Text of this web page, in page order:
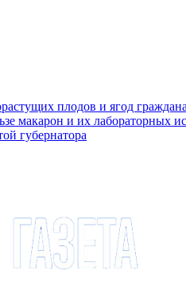
плодов и ягод
макарон и их лабораторных
губернатора